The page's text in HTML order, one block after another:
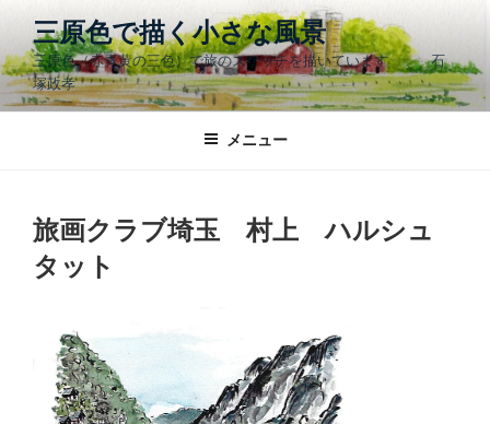
テ
ン
ツ
三原色で描く小さな風景
三原色（赤青黄の三色）で旅のスケッチを描いています 石
塚政孝
メニュー
旅画クラブ埼玉 村上 ハルシュ
タット